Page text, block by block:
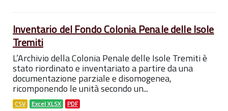
Inventario del Fondo Colonia Penale delle Isole
Tremiti
L’Archivio della Colonia Penale delle Isole Tremiti è
stato riordinato e inventariato a partire da una
documentazione parziale e disomogenea,
ricomponendo le unità secondo un...
CSV Excel XLSX PDF